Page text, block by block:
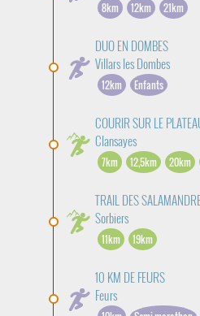
8km 12km 21km
DUO EN DOMBES
Villars les Dombes
12km Enfants
COURIR SUR LE
Clansayes
7km 12,5km 20km
TRAIL DES
Sorbiers
11km 19km
10 KM DE FEURS
Feurs